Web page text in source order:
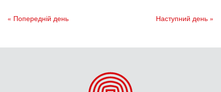
« Попередній день Наступний день »